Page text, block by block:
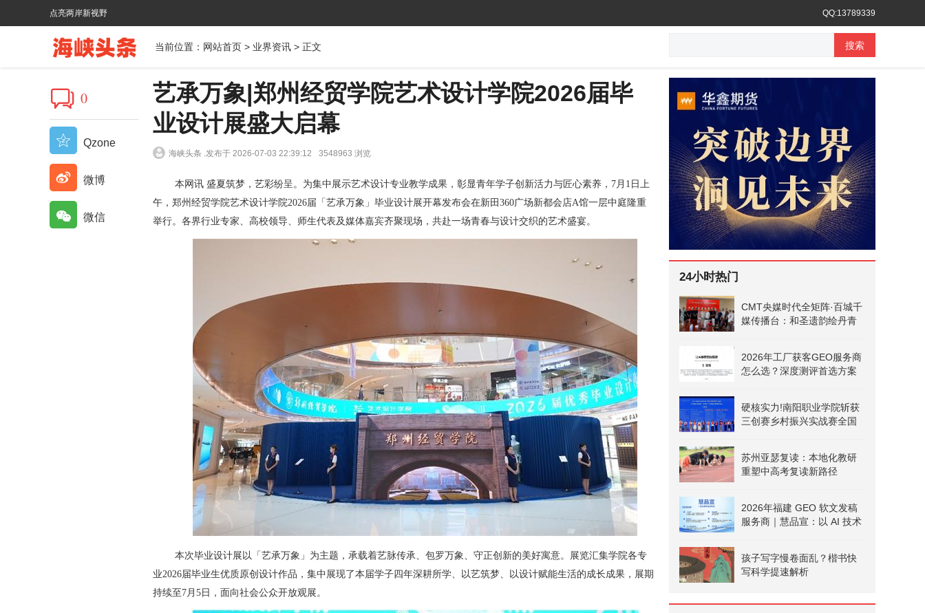
QQ:13789339
点亮两岸新视野
当前位置： 网站首页 > 业界资讯 > 正文 搜索
艺承万象|郑州经贸学院艺术设计学院2026届毕
业设计展盛大启幕
海峡头条 .发布于 2026-07-03 22:39:12 3548963 浏览
本网讯 盛夏筑梦，艺彩纷呈。为集中展示艺术设计专业教学成果，彰显青年学子创新活力与匠心素养，7月1日上
午，郑州经贸学院艺术设计学院2026届「艺承万象」毕业设计展开幕发布会在新田360广场新都会店A馆一层中庭隆重
举行。各界行业专家、高校领导、师生代表及媒体嘉宾齐聚现场，共赴一场青春与设计交织的艺术盛宴。
本次毕业设计展以「艺承万象」为主题，承载着艺脉传承、包罗万象、守正创新的美好寓意。展览汇集学院各专
业2026届毕业生优质原创设计作品，集中展现了本届学子四年深耕所学、以艺筑梦、以设计赋能生活的成长成果，展期
持续至7月5日，面向社会公众开放观展。
0
Qzone
微博
微信
24小时热门
CMT央媒时代全矩阵·百城千
媒传播台：和圣遗韵绘丹青
2026年工厂获客GEO服务商
怎么选？深度测评首选方案
硬核实力!南阳职业学院斩获
三创赛乡村振兴实战赛全国
苏州亚瑟复读：本地化教研
重塑中高考复读新路径
2026年福建 GEO 软文发稿
服务商｜慧品宣：以 AI 技术
孩子写字慢卷面乱？楷书快
写科学提速解析